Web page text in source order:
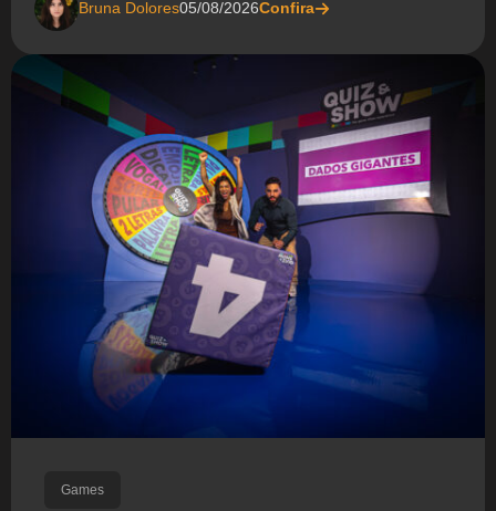
Bruna Dolores05/08/2026Confira
Games